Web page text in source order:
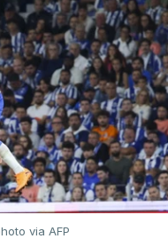
via AFP